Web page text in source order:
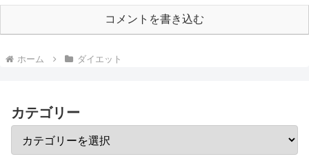
コメントを書き込む
ホーム ダイエット
カテゴリー